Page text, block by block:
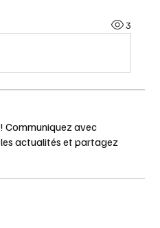
3
Communiquez avec
actualités et partagez